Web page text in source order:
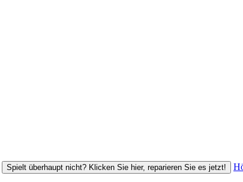
Spielt überhaupt nicht? Klicken Sie hier, reparieren Sie es jetzt!